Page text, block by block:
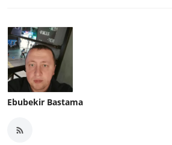
Ebubekir Bastama